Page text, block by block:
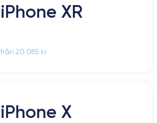
iPhone XR
från 20 085 kr
iPhone X